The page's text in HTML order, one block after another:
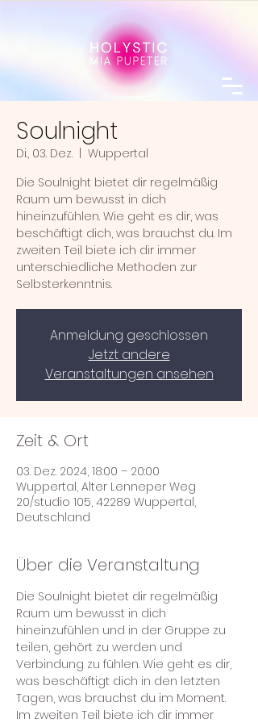
Soulnight
Di., 03. Dez.
Wuppertal
Die Soulnight bietet dir regelmäßig
Raum um bewusst in dich
hineinzufühlen. Wie geht es dir, was
beschäftigt dich, was brauchst du. Im
zweiten Teil biete ich dir immer
unterschiedliche Methoden zur
Selbsterkenntnis.
Anmeldung geschlossen
Jetzt andere
Veranstaltungen ansehen
Zeit & Ort
03. Dez. 2024, 18:00 – 20:00
Wuppertal, Alter Lenneper Weg
20/studio 105, 42289 Wuppertal,
Deutschland
Über die Veranstaltung
Die Soulnight bietet dir regelmäßig
Raum um bewusst in dich
hineinzufühlen und in der Gruppe zu
teilen, gehört zu werden und
Verbindung zu fühlen. Wie geht es dir,
was beschäftigt dich in den letzten
Tagen, was brauchst du im Moment.
Im zweiten Teil biete ich dir immer